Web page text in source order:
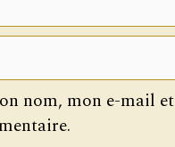
nom, mon e-mail